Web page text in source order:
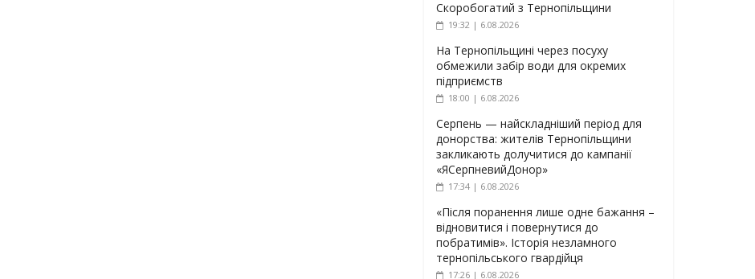
Скоробогатий з Тернопільщини
19:32 | 6.08.2026
На Тернопільщині через посуху
обмежили забір води для окремих
підприємств
18:00 | 6.08.2026
Серпень — найскладніший період для
донорства: жителів Тернопільщини
закликають долучитися до кампанії
«ЯСерпневийДонор»
17:34 | 6.08.2026
«Після поранення лише одне бажання –
відновитися і повернутися до
побратимів». Історія незламного
тернопільського гвардійця
17:26 | 6.08.2026